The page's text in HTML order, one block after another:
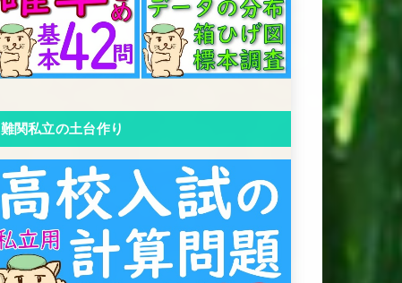
難関私立の土台作り